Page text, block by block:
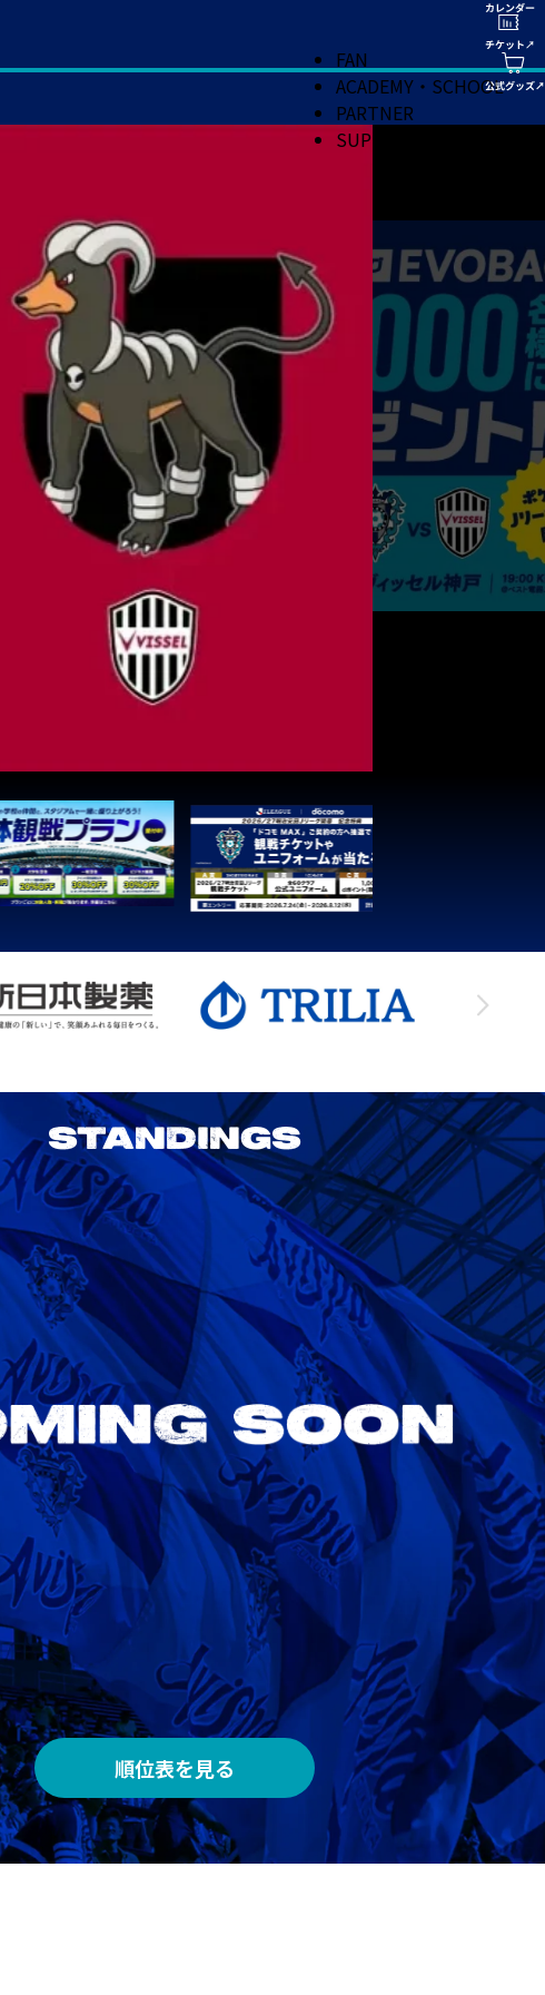
FAN
ACADEMY・SCHOOL
PARTNER
SUPPORT
2026/27 明治安田J1リーグ 第3節
アビスパ福岡 vs 鹿島アントラーズ
8/22Sat. 18:00
VS
AWAY
メルカリスタジアム
STANDINGS
順位表を見る